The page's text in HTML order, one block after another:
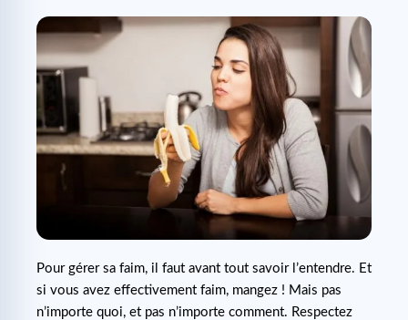
Pour gérer sa faim, il faut avant tout savoir l’entendre. Et
si vous avez effectivement faim, mangez ! Mais pas
n’importe quoi, et pas n’importe comment. Respectez